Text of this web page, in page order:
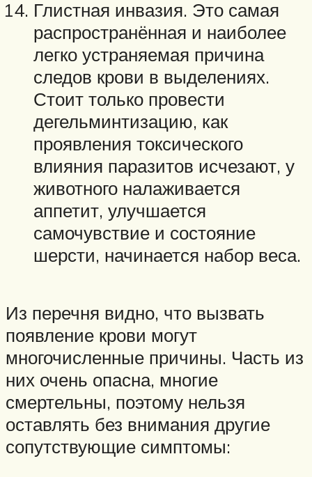
Глистная инвазия. Это самая
распространённая и наиболее
легко устраняемая причина
следов крови в выделениях.
Стоит только провести
дегельминтизацию, как
проявления токсического
влияния паразитов исчезают, у
животного налаживается
аппетит, улучшается
самочувствие и состояние
шерсти, начинается набор веса.
Из перечня видно, что вызвать
появление крови могут
многочисленные причины. Часть из
них очень опасна, многие
смертельны, поэтому нельзя
оставлять без внимания другие
сопутствующие симптомы: